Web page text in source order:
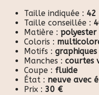
Taille indiquée : 42
Taille conseillée :
Matière : polyester
Coloris :
Motifs :
Manches : courtes
Coupe : fluide
État : neuve avec
Prix : 30 €